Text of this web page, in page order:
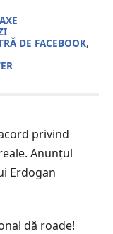
DE FACEBOOK,
privind
Anunțul
Erdogan
dă roade!